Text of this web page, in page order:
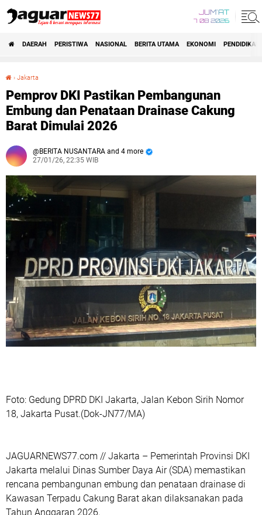
JUM'AT
7 08 2026
DAERAH PERISTIWA NASIONAL BERITA UTAMA EKONOMI PENDIDIKAN
› Jakarta
Pemprov DKI Pastikan Pembangunan
Embung dan Penataan Drainase Cakung
Barat Dimulai 2026
BERITA NUSANTARA and 4 more
27/01/26, 22:35 WIB
Foto: Gedung DPRD DKI Jakarta, Jalan Kebon Sirih Nomor
18, Jakarta Pusat.(Dok-JN77/MA)
‎JAGUARNEWS77.com // Jakarta – Pemerintah Provinsi DKI
Jakarta melalui Dinas Sumber Daya Air (SDA) memastikan
rencana pembangunan embung dan penataan drainase di
Kawasan Terpadu Cakung Barat akan dilaksanakan pada
Tahun Anggaran 2026.